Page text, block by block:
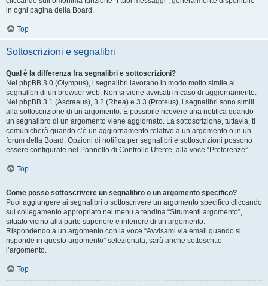
in ogni pagina della Board.
Top
Sottoscrizioni e segnalibri
Qual è la differenza fra segnalibri e sottoscrizioni?
Nel phpBB 3.0 (Olympus), i segnalibri lavorano in modo molto simile ai
segnalibri di un browser web. Non si viene avvisati in caso di aggiornamento.
Nel phpBB 3.1 (Ascraeus), 3.2 (Rhea) e 3.3 (Proteus), i segnalibri sono simili
alla sottoscrizione di un argomento. È possibile ricevere una notifica quando
un segnalibro di un argomento viene aggiornato. La sottoscrizione, tuttavia, ti
comunicherà quando c’è un aggiornamento relativo a un argomento o in un
forum della Board. Opzioni di notifica per segnalibri e sottoscrizioni possono
essere configurate nel Pannello di Controllo Utente, alla voce “Preferenze”.
Top
Come posso sottoscrivere un segnalibro o un argomento specifico?
Puoi aggiungere ai segnalibri o sottoscrivere un argomento specifico cliccando
sul collegamento appropriato nel menu a tendina “Strumenti argomento”,
situato vicino alla parte superiore e inferiore di un argomento.
Rispondendo a un argomento con la voce “Avvisami via email quando si
risponde in questo argomento” selezionata, sarà anche sottoscritto
l’argomento.
Top